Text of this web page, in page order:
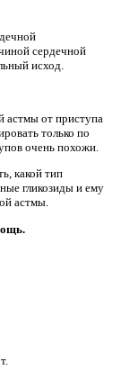
сердечной
исход.
астмы от приступа
только по
очень похожи.
какой тип
гликозиды и ему
астмы.